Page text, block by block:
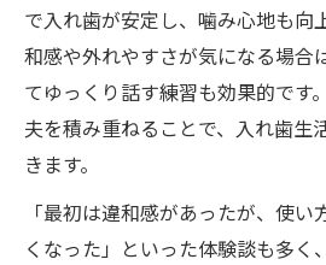
で入れ歯が安定し、噛み心地も向
和感や外れやすさが気になる場合
てゆっくり話す練習も効果的です
夫を積み重ねることで、入れ歯生
きます。
「最初は違和感があったが、使
くなった」といった体験談も多く